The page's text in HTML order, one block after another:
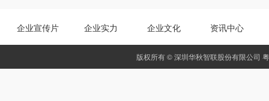
企业宣传片 企业实力 企业文化 资讯中心
版权所有 © 深圳华秋智联股份有限公司